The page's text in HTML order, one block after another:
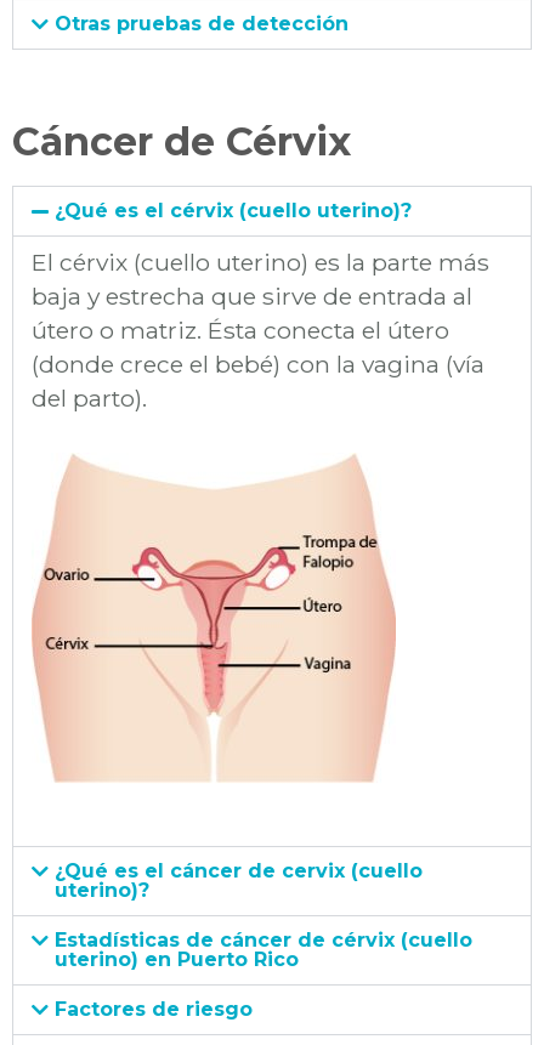
Otras pruebas de detección
Cáncer de Cérvix
¿Qué es el cérvix (cuello uterino)?
El cérvix (cuello uterino) es la parte más
baja y estrecha que sirve de entrada al
útero o matriz. Ésta conecta el útero
(donde crece el bebé) con la vagina (vía
del parto).
¿Qué es el cáncer de cervix (cuello
uterino)?
Estadísticas de cáncer de cérvix (cuello
uterino) en Puerto Rico
Factores de riesgo